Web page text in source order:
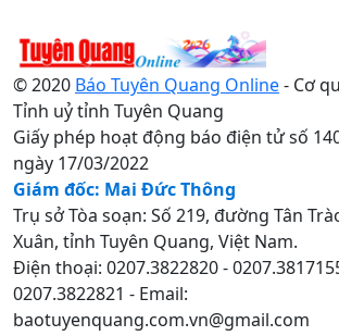
© 2020 Báo Tuyên Quang Online- Cơ
Tỉnh uỷ tỉnh Tuyên Quang
Giấy phép hoạt động báo điện tử số
ngày 17/03/2022
Giám đốc: Mai Đức Thông
Trụ sở Tòa soạn: Số 219, đường Tân
Xuân, tỉnh Tuyên Quang, Việt Nam.
Điện thoại: 0207.3822820 -
0207.3822821 - Email:
baotuyenquang.com.vn@gmail.com